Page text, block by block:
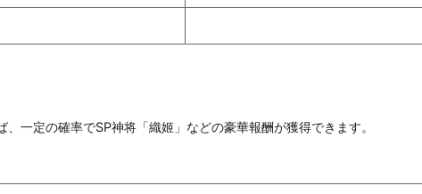
一定の確率でSP神将「織姬」などの豪華報酬が獲得できます。